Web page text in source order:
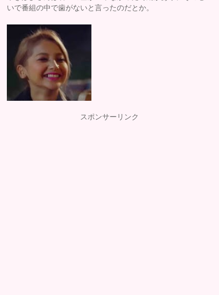
いで番組の中で歯がないと言ったのだとか。
スポンサーリンク